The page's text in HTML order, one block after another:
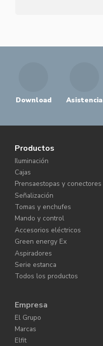
Download Asistencia
Productos
Iluminación
Cajas
Prensaestopas y conectores
Señalización
Tomas y enchufes
Mando y control
Accesorios eléctricos
Green energy Ex
Aspiradores
Serie estanca
Todos los productos
Empresa
El Grupo
Marcas
Elfit